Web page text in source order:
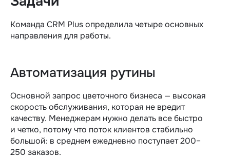
Команда CRM Plus определила четыре основных
направления для работы.
Автоматизация рутины
Основной запрос цветочного бизнеса — высокая
скорость обслуживания, которая не вредит
качеству. Менеджерам нужно делать все быстро
и четко, потому что поток клиентов стабильно
большой: в среднем ежедневно поступает 200–
250 заказов.